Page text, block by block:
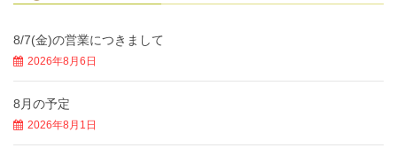
8/7(金)の営業につきまして
2026年8月6日
8月の予定
2026年8月1日